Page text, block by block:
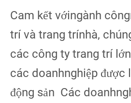
Cam kết vớingành
trí và trang trínhà,
các công ty trang trí
các doanhnghiệp được
động sản Các